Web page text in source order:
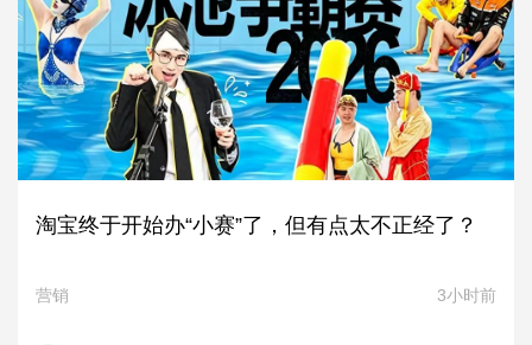
淘宝终于开始办“小赛”了，但有点太不正经了？
营销 3小时前